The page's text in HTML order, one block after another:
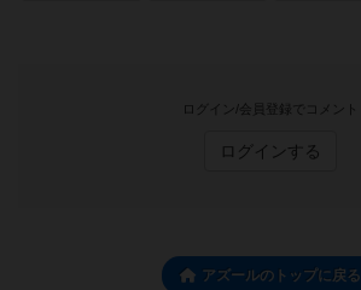
ログイン/会員登録でコメント
ログインする
アズールのトップに戻る